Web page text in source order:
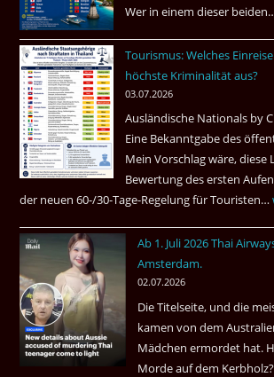
Bangkok
Wer in einem dieser
Tourismus: Welches
höchste Kriminalität aus?
03.07.2026
Ausländische Nationals by
Eine Bekanntgabe des
Mein Vorschlag wäre, diese
Bewertung des ersten
der neuen 60-/30-Tage-Regelung für Touristen…
Ab 1. Juli 2026 Thai
Amsterdam.
02.07.2026
Die Titelseite, und die
kamen von dem
Mädchen ermordet hat.
Morde auf dem